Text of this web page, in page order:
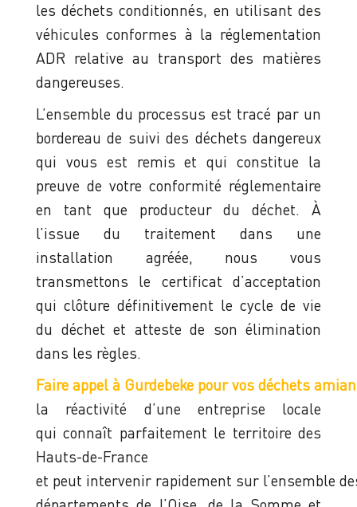
les déchets conditionnés, en utilisant des
véhicules conformes à la réglementation
ADR relative au transport des matières
dangereuses.
L’ensemble du processus est tracé par un
bordereau de suivi des déchets dangereux
qui vous est remis et qui constitue la
preuve de votre conformité réglementaire
en tant que producteur du déchet. À
l’issue du traitement dans une
installation agréée, nous vous
transmettons le certificat d’acceptation
qui clôture définitivement le cycle de vie
du déchet et atteste de son élimination
dans les règles.
Faire appel à Gurdebeke pour vos déchets
la réactivité d’une entreprise locale
qui connaît parfaitement le territoire des
Hauts-de-France
et peut intervenir rapidement sur l’ensemble